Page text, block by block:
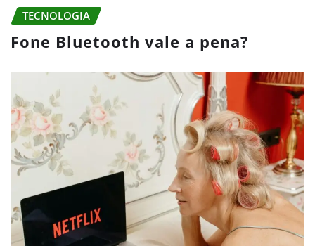
TECNOLOGIA
Fone Bluetooth vale a pena?